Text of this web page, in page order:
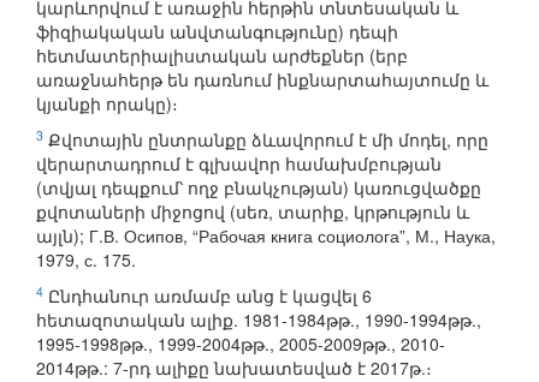
կարևորվում է առաջին հերթին տնտեսական և
ֆիզիակական անվտանգությունը) դեպի
հետմատերիալիստական արժեքներ (երբ
առաջնահերթ են դառնում ինքնարտահայտումը և
կյանքի որակը)։
3 Քվոտային ընտրանքը ձևավորում է մի մոդել, որը
վերարտադրում է գլխավոր համախմբության
(տվյալ դեպքում՝ ողջ բնակչության) կառուցվածքը
քվոտաների միջոցով (սեռ, տարիք, կրթություն և
այլն); Г.В. Осипов, “Рабочая книга социолога”, М., Наука,
1979, с. 175.
4 Ընդհանուր առմամբ անց է կացվել 6
հետազոտական ալիք. 1981-1984թթ., 1990-1994թթ.,
1995-1998թթ., 1999-2004թթ., 2005-2009թթ., 2010-
2014թթ.: 7-րդ ալիքը նախատեսված է 2017թ.։